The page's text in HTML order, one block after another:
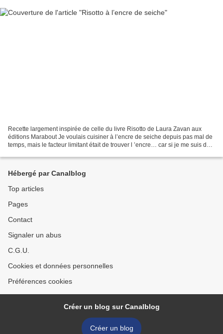
Recette largement inspirée de celle du livre Risotto de Laura Zavan aux
éditions Marabout Je voulais cuisiner à l’encre de seiche depuis pas mal de
temps, mais le facteur limitant était de trouver l ’encre… car si je me suis déjà
Hébergé par Canalblog
Top articles
Pages
Contact
Signaler un abus
C.G.U.
Cookies et données personnelles
Préférences cookies
Créer un blog sur Canalblog
Créer un blog